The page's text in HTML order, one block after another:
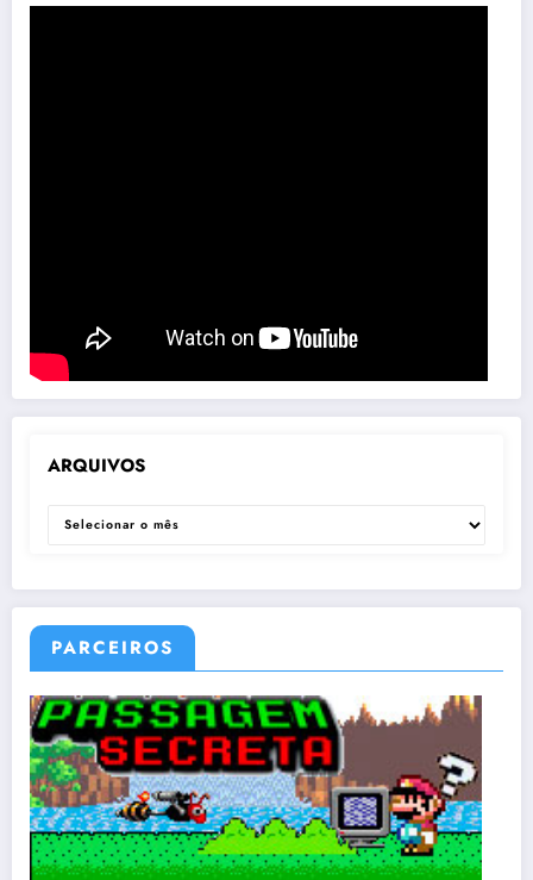
ARQUIVOS
ARQUIVOS
PARCEIROS